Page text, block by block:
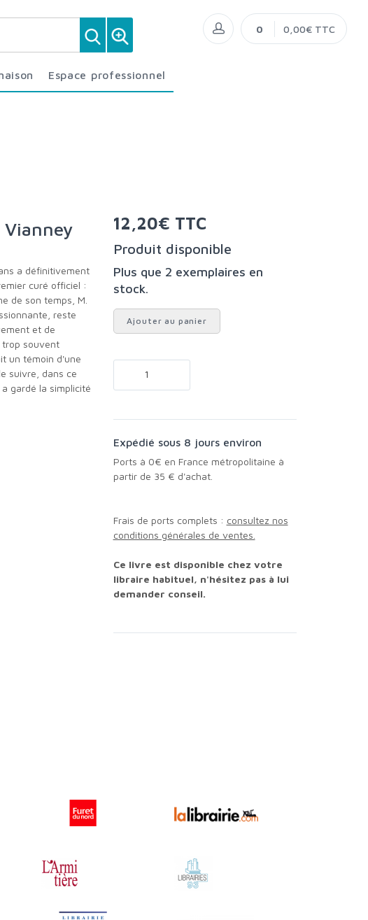
Espace professionnel
0 0,00€ TTC
Vianney
curé officiel :
de son temps, M.
reste
et de
trop souvent
un témoin d'une
suivre, dans ce
gardé la simplicité
12,20€ TTC
Produit disponible
Plus que 2 exemplaires en
stock.
Ajouter au panier
Expédié sous 8 jours environ
Ports à 0€ en France métropolitaine à
partir de 35 € d'achat.
Frais de ports complets : consultez nos
conditions générales de ventes.
Ce livre est disponible chez votre
libraire habituel, n'hésitez pas à lui
demander conseil.